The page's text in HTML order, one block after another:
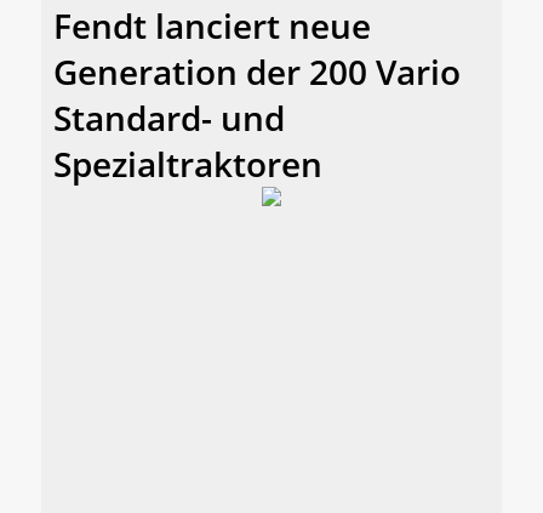
Fendt lanciert neue
Generation der 200 Vario
Standard- und
Spezialtraktoren